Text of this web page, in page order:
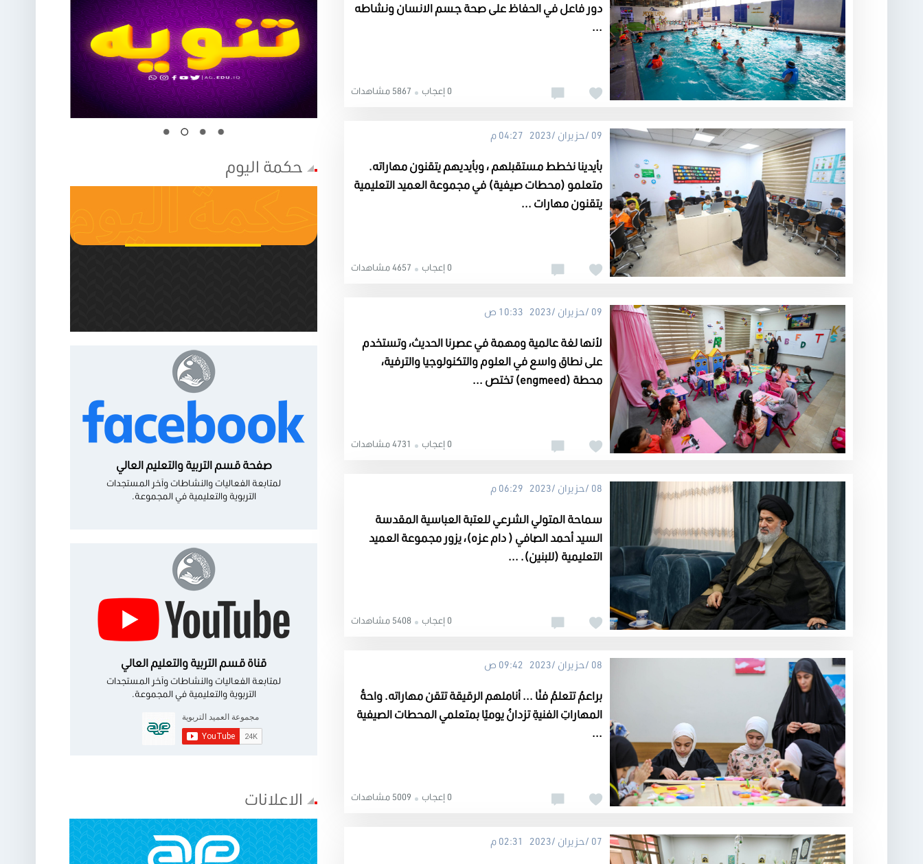
دور فاعل في الحفاظ على صحة جسم الانسان ونشاطه
...
5867 مشاهدات 0 إعجاب
09 /حزيران /2023 04:27 م
بأيدينا نخطط مستقبلهم ، وبأيديهم يتقنون مهاراته.
متعلمو (محطات صيفية) في مجموعة العميد التعليمية
يتقنون مهارات ...
4657 مشاهدات 0 إعجاب
09 /حزيران /2023 10:33 ص
لأنها لغة عالمية ومهمة في عصرنا الحديث، وتستخدم
على نطاق واسع في العلوم والتكنولوجيا والترفية،
محطة (engmeed) تختص ...
4731 مشاهدات 0 إعجاب
08 /حزيران /2023 06:29 م
سماحة المتولي الشرعي للعتبة العباسية المقدسة
السيد أحمد الصافي ( دام عزه)، يزور مجموعة العميد
التعليمية (للبنين). ...
5408 مشاهدات 0 إعجاب
08 /حزيران /2023 09:42 ص
براعمُ تتعلمُ فنًا ... أناملهم الرقيقة تتقن مهاراته. واحةُ
المهاراتِ الفنيةِ تزدانُ يوميًا بمتعلمي المحطات الصيفية
...
5009 مشاهدات 0 إعجاب
07 /حزيران /2023 02:31 م
حكمة اليوم
صفحة قسم التربية والتعليم العالي
لمتابعة الفعاليات والنشاطات وآخر المستجدات
التربوية والتعليمية في المجموعة.
قناة قسم التربية والتعليم العالي
لمتابعة الفعاليات والنشاطات وآخر المستجدات
التربوية والتعليمية في المجموعة.
الاعلانات